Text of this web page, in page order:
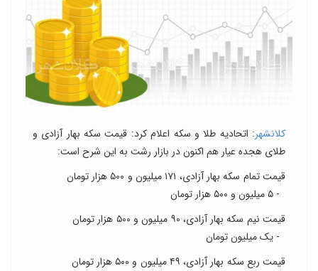
کلانشهر: اتحادیه طلا و سکه اعلام کرد: قیمت سکه بهار آزادی و
طلای هجده عیار هم اکنون در بازار رشت به این شرح است:
قیمت تمام سکه بهار آزادی، ۱۷۱ میلیون و ۵۰۰ هزار تومان
- ۵ میلیون و ۵۰۰ هزار تومان
قیمت نیم سکه بهار آزادی، ۹۰ میلیون و ۵۰۰ هزار تومان
- یک میلیون تومان
قیمت ربع سکه بهار آزادی، ۴۹ میلیون و ۵۰۰ هزار تومان